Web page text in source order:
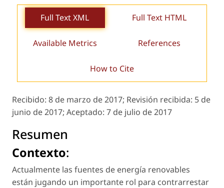
Full Text XML Full Text HTML
Available Metrics References
How to Cite
Recibido: 8 de marzo de 2017; Revisión recibida: 5 de
junio de 2017; Aceptado: 7 de julio de 2017
Resumen
Contexto:
Actualmente las fuentes de energía renovables
están jugando un importante rol para contrarrestar